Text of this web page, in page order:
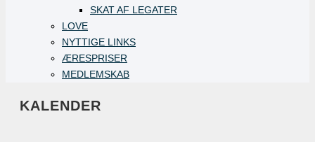
SKAT AF LEGATER
LOVE
NYTTIGE LINKS
ÆRESPRISER
MEDLEMSKAB
KALENDER